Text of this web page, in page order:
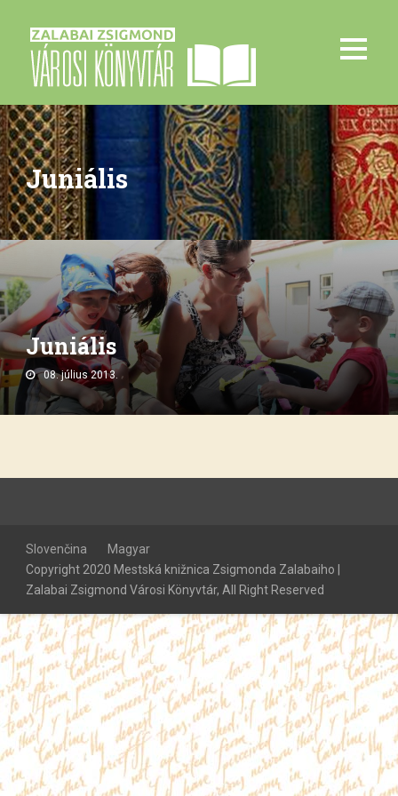
Juniális
Juniális
08. július 2013.
Slovenčina
Magyar
Copyright 2020 Mestská knižnica Zsigmonda Zalabaiho |
Zalabai Zsigmond Városi Könyvtár, All Right Reserved